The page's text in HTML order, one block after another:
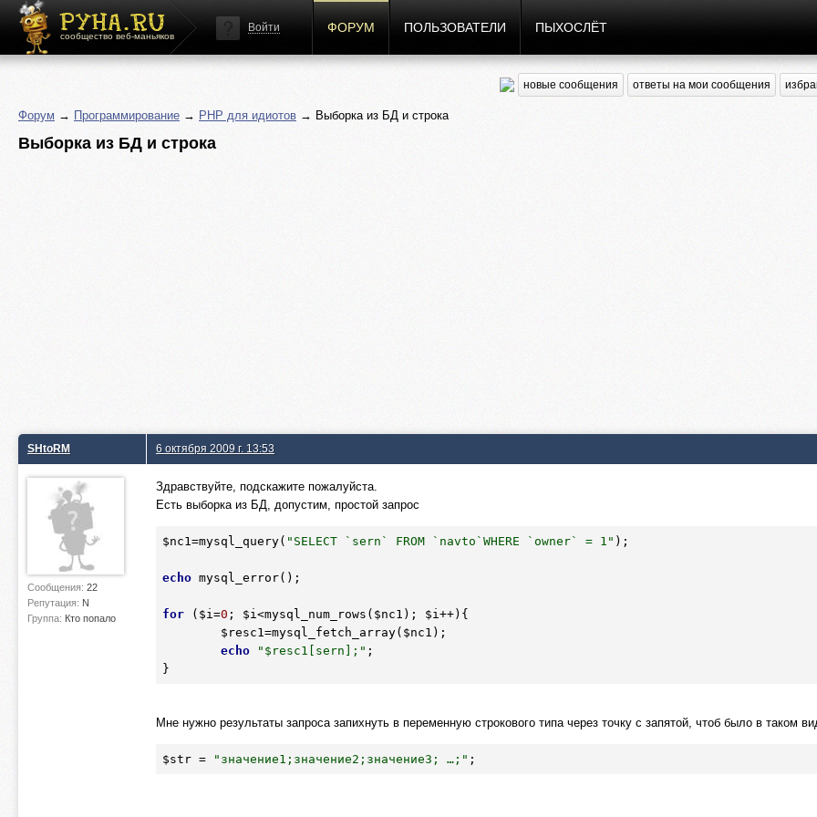
сообщество веб-маньяков
Войти ФОРУМ ПОЛЬЗОВАТЕЛИ ПЫХОСЛЁТ
новые сообщения ответы на мои сообщения
Форум → Программирование → PHP для идиотов → Выборка из БД и строка
Выборка из БД и строка
SHtoRM
Сообщения: 22
Репутация: N
Группа: Кто попало
6 октября 2009 г. 13:53
Здравствуйте, подскажите пожалуйста.
Есть выборка из БД, допустим, простой запрос
$nc1 =mysql_query( "SELECT `sern` FROM `navto`WHERE `owner` = 1" );
echo mysql_error();
for ( $i =0 ; $i <mysql_num_rows( $nc1 ); $i ++){
$resc1 =mysql_fetch_array( $nc1 );
echo
"$resc1[sern];" ;
Мне нужно результаты запроса запихнуть в переменную строкового типа через точку с запятой, чтоб было в таком
$str = "значение1;значение2;значение3; …;" ;